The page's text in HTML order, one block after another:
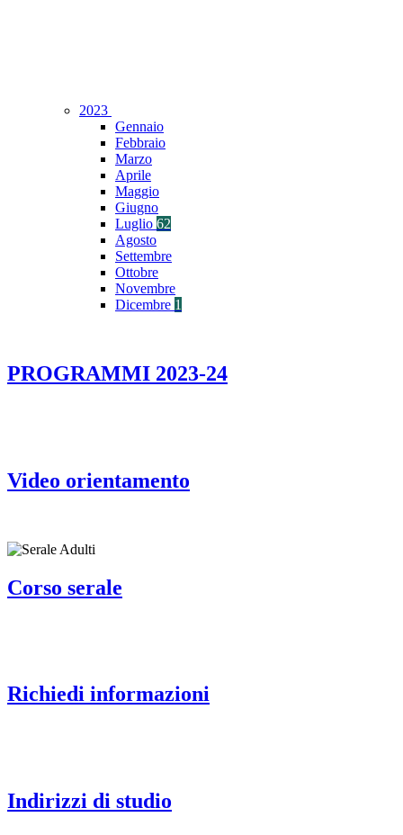
2023
Gennaio
Febbraio
Marzo
Aprile
Maggio
Giugno
Luglio 62
Agosto
Settembre
Ottobre
Novembre
Dicembre 1
PROGRAMMI 2023-24
Video orientamento
Corso serale
Richiedi informazioni
Indirizzi di studio